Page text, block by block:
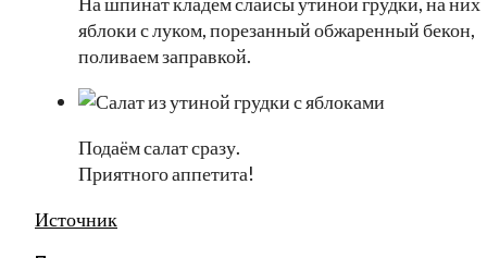
яблоки с луком, порезанный обжаренный бекон,
поливаем заправкой.
Подаём салат сразу.
Приятного аппетита!
Источник